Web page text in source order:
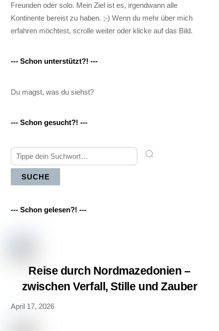
Freunden oder solo. Mein Ziel ist es, irgendwann alle
Kontinente bereist zu haben. ;-) Wenn du mehr über mich
erfahren möchtest, scrolle weiter oder klicke auf das Bild.
--- Schon unterstützt?! ---
Du magst, was du siehst?
--- Schon gesucht?! ---
SUCHE
--- Schon gelesen?! ---
Reise durch Nordmazedonien –
zwischen Verfall, Stille und Zauber
April 17, 2026